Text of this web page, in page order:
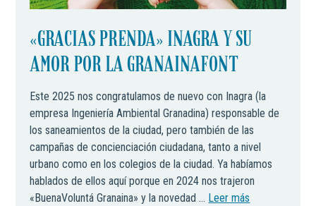
«GRACIAS PRENDA» INAGRA Y SU
AMOR POR LA GRANAINAFONT
Este 2025 nos congratulamos de nuevo con Inagra (la
empresa Ingeniería Ambiental Granadina) responsable de
los saneamientos de la ciudad, pero también de las
campañas de concienciación ciudadana, tanto a nivel
urbano como en los colegios de la ciudad. Ya habíamos
hablados de ellos aquí porque en 2024 nos trajeron
«BuenaVoluntá Granaina» y la novedad ... Leer más